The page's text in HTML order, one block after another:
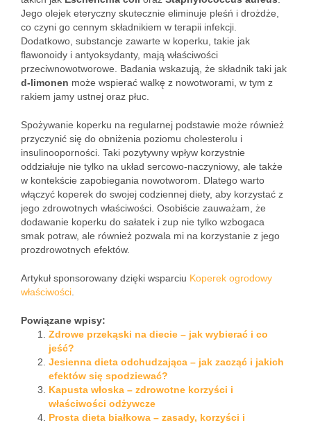
Jego olejek eteryczny skutecznie eliminuje pleśń i drożdże,
co czyni go cennym składnikiem w terapii infekcji.
Dodatkowo, substancje zawarte w koperku, takie jak
flawonoidy i antyoksydanty, mają właściwości
przeciwnowotworowe. Badania wskazują, że składnik taki jak
d-limonen może wspierać walkę z nowotworami, w tym z
rakiem jamy ustnej oraz płuc.
Spożywanie koperku na regularnej podstawie może również
przyczynić się do obniżenia poziomu cholesterolu i
insulinooporności. Taki pozytywny wpływ korzystnie
oddziałuje nie tylko na układ sercowo-naczyniowy, ale także
w kontekście zapobiegania nowotworom. Dlatego warto
włączyć koperek do swojej codziennej diety, aby korzystać z
jego zdrowotnych właściwości. Osobiście zauważam, że
dodawanie koperku do sałatek i zup nie tylko wzbogaca
smak potraw, ale również pozwala mi na korzystanie z jego
prozdrowotnych efektów.
Artykuł sponsorowany dzięki wsparciu Koperek ogrodowy
właściwości
Powiązane wpisy:
Zdrowe przekąski na diecie – jak wybierać i co
jeść?
Jesienna dieta odchudzająca – jak zacząć i jakich
efektów się spodziewać?
Kapusta włoska – zdrowotne korzyści i
właściwości odżywcze
Prosta dieta białkowa – zasady, korzyści i